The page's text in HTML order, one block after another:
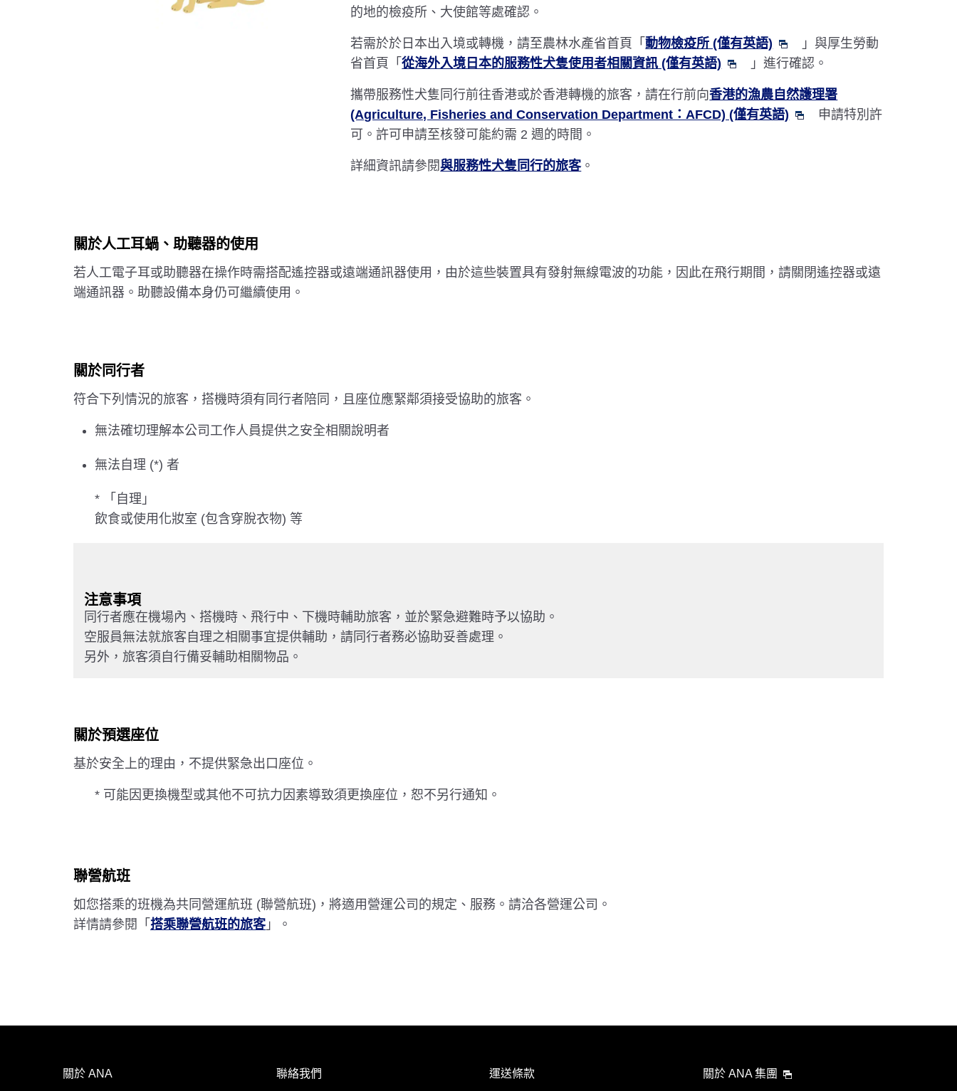
的地的檢疫所、大使館等處確認。
若需於於日本出入境或轉機，請至農林水產省首頁「動物檢疫所 (僅有英語)
」與厚生勞動
省首頁「從海外入境日本的服務性犬隻使用者相關資訊 (僅有英語) 」進行確認。
攜帶服務性犬隻同行前往香港或於香港轉機的旅客，請在行前向香港的漁農自然護理署
(Agriculture, Fisheries and Conservation Department：AFCD) (僅有英語)
申請特別許
可。許可申請至核發可能約需 2 週的時間。
詳細資訊請參閱與服務性犬隻同行的旅客。
關於人工耳蝸、助聽器的使用
若人工電子耳或助聽器在操作時需搭配遙控器或遠端通訊器使用，由於這些裝置具有發射無線電波的功能，因此在飛行期間，請關閉遙控器或遠
端通訊器。助聽設備本身仍可繼續使用。
關於同行者
符合下列情況的旅客，搭機時須有同行者陪同，且座位應緊鄰須接受協助的旅客。
無法確切理解本公司工作人員提供之安全相關說明者
無法自理 (*) 者
* 「自理」
飲食或使用化妝室 (包含穿脫衣物) 等
注意事項
同行者應在機場內、搭機時、飛行中、下機時輔助旅客，並於緊急避難時予以協助。
空服員無法就旅客自理之相關事宜提供輔助，請同行者務必協助妥善處理。
另外，旅客須自行備妥輔助相關物品。
關於預選座位
基於安全上的理由，不提供緊急出口座位。
* 可能因更換機型或其他不可抗力因素導致須更換座位，恕不另行通知。
聯營航班
如您搭乘的班機為共同營運航班 (聯營航班)，將適用營運公司的規定、服務。請洽各營運公司。
詳情請參閱「 搭乘聯營航班的旅客」。
關於 ANA
聯絡我們
運送條款
關於 ANA 集團